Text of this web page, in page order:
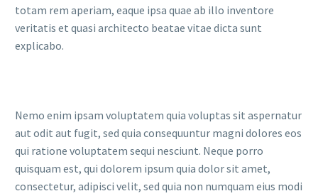
totam rem aperiam, eaque ipsa quae ab illo inventore
veritatis et quasi architecto beatae vitae dicta sunt
explicabo.
Nemo enim ipsam voluptatem quia voluptas sit aspernatur
aut odit aut fugit, sed quia consequuntur magni dolores eos
qui ratione voluptatem sequi nesciunt. Neque porro
quisquam est, qui dolorem ipsum quia dolor sit amet,
consectetur, adipisci velit, sed quia non numquam eius modi